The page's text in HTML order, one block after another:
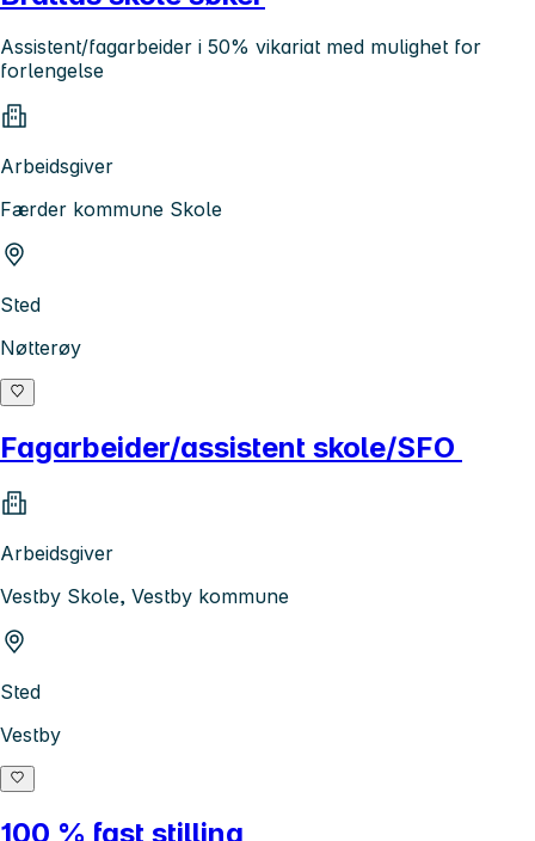
Assistent/fagarbeider i 50% vikariat med mulighet for
forlengelse
Arbeidsgiver
Færder kommune Skole
Sted
Nøtterøy
Fagarbeider/assistent skole/SFO
Arbeidsgiver
Vestby Skole, Vestby kommune
Sted
Vestby
100 % fast stilling